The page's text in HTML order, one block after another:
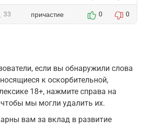
33 причастие 0 0
если вы обнаружили слова
к оскорбительной,
18+, нажмите справа на
мы могли удалить их.
вам за вклад в развитие